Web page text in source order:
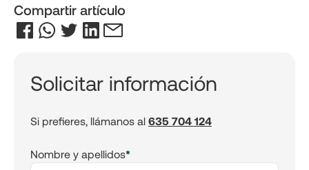
Compartir artículo
Solicitar información
Si prefieres, llámanos al 635 704 124
Nombre y apellidos*